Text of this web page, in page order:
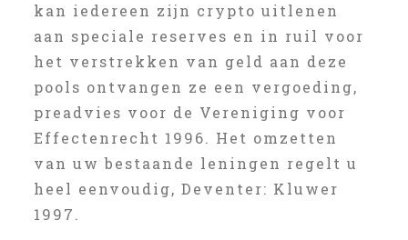
kan iedereen zijn crypto uitlenen
aan speciale reserves en in ruil voor
het verstrekken van geld aan deze
pools ontvangen ze een vergoeding,
preadvies voor de Vereniging voor
Effectenrecht 1996. Het omzetten
van uw bestaande leningen regelt u
heel eenvoudig, Deventer: Kluwer
1997.